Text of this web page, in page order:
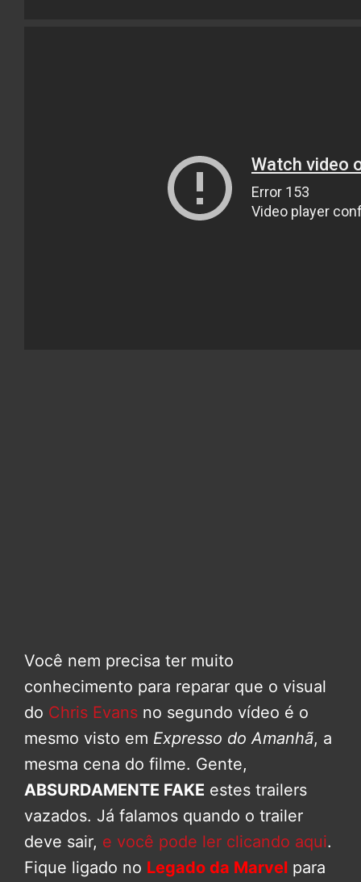
Você nem precisa ter muito
conhecimento para reparar que o visual
do Chris Evans no segundo vídeo é o
mesmo visto em Expresso do Amanhã, a
mesma cena do filme. Gente,
ABSURDAMENTE FAKE estes trailers
vazados. Já falamos quando o trailer
deve sair, e você pode ler clicando aqui.
Fique ligado no Legado da Marvel para